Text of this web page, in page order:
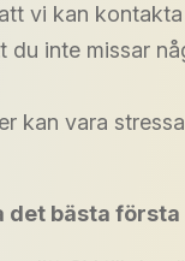
vi kan
du inte missar
kan vara
det bästa